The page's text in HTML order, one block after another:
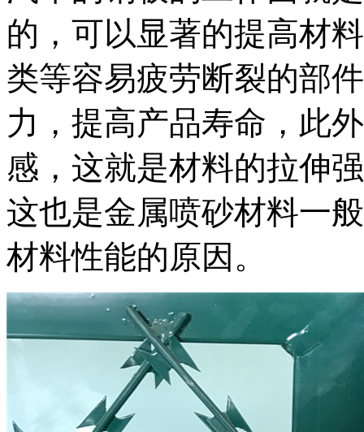
的，可以显著的提高材
类等容易疲劳断裂的部
力，提高产品寿命，此
感，这就是材料的拉伸
这也是金属喷砂材料一
材料性能的原因。